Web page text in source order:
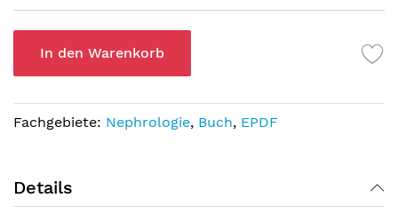
In den Warenkorb
Fachgebiete: Nephrologie, Buch, EPDF
Details